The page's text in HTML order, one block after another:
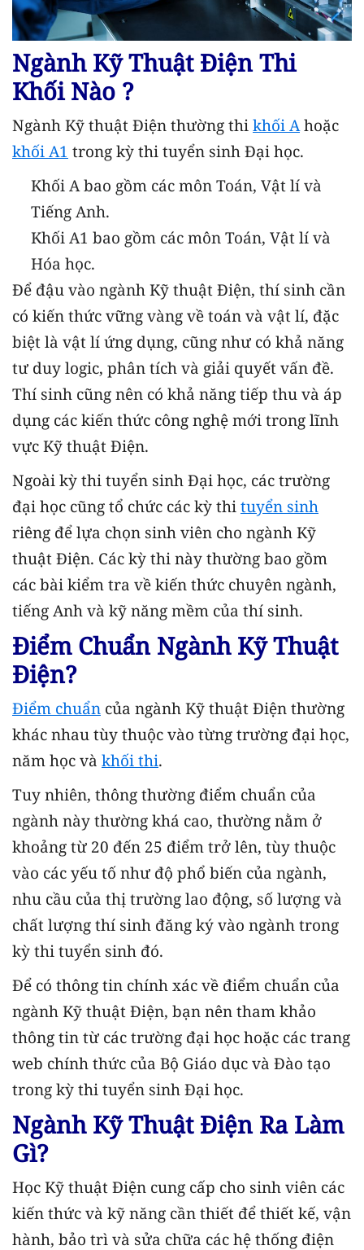
Ngành Kỹ Thuật Điện Thi
Khối Nào ?
Ngành Kỹ thuật Điện thường thi khối A hoặc
khối A1 trong kỳ thi tuyển sinh Đại học.
Khối A bao gồm các môn Toán, Vật lí và
Tiếng Anh.
Khối A1 bao gồm các môn Toán, Vật lí và
Hóa học.
Để đậu vào ngành Kỹ thuật Điện, thí sinh cần
có kiến thức vững vàng về toán và vật lí, đặc
biệt là vật lí ứng dụng, cũng như có khả năng
tư duy logic, phân tích và giải quyết vấn đề.
Thí sinh cũng nên có khả năng tiếp thu và áp
dụng các kiến thức công nghệ mới trong lĩnh
vực Kỹ thuật Điện.
Ngoài kỳ thi tuyển sinh Đại học, các trường
đại học cũng tổ chức các kỳ thi tuyển sinh
riêng để lựa chọn sinh viên cho ngành Kỹ
thuật Điện. Các kỳ thi này thường bao gồm
các bài kiểm tra về kiến thức chuyên ngành,
tiếng Anh và kỹ năng mềm của thí sinh.
Điểm Chuẩn Ngành Kỹ Thuật
Điện?
Điểm chuẩn của ngành Kỹ thuật Điện thường
khác nhau tùy thuộc vào từng trường đại học,
năm học và khối thi.
Tuy nhiên, thông thường điểm chuẩn của
ngành này thường khá cao, thường nằm ở
khoảng từ 20 đến 25 điểm trở lên, tùy thuộc
vào các yếu tố như độ phổ biến của ngành,
nhu cầu của thị trường lao động, số lượng và
chất lượng thí sinh đăng ký vào ngành trong
kỳ thi tuyển sinh đó.
Để có thông tin chính xác về điểm chuẩn của
ngành Kỹ thuật Điện, bạn nên tham khảo
thông tin từ các trường đại học hoặc các trang
web chính thức của Bộ Giáo dục và Đào tạo
trong kỳ thi tuyển sinh Đại học.
Ngành Kỹ Thuật Điện Ra Làm
Gì?
Học Kỹ thuật Điện cung cấp cho sinh viên các
kiến thức và kỹ năng cần thiết để thiết kế, vận
hành, bảo trì và sửa chữa các hệ thống điện